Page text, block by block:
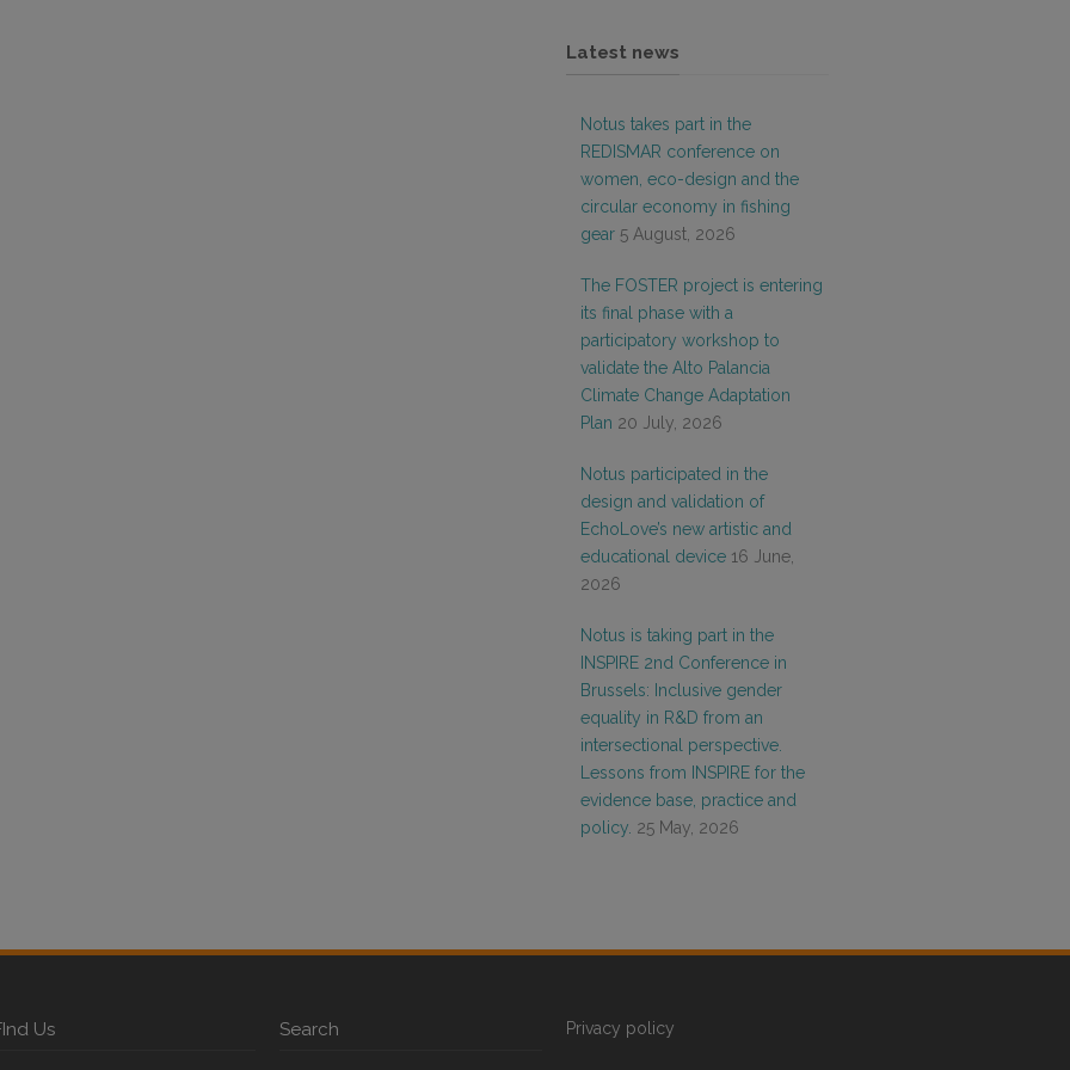
Latest news
Notus takes part in the
REDISMAR conference on
women, eco-design and the
circular economy in fishing
gear 5 August, 2026
The FOSTER project is entering
its final phase with a
participatory workshop to
validate the Alto Palancia
Climate Change Adaptation
Plan 20 July, 2026
Notus participated in the
design and validation of
EchoLove’s new artistic and
educational device 16 June,
2026
Notus is taking part in the
INSPIRE 2nd Conference in
Brussels: Inclusive gender
equality in R&D from an
intersectional perspective.
Lessons from INSPIRE for the
evidence base, practice and
policy. 25 May, 2026
Us Search Privacy policy